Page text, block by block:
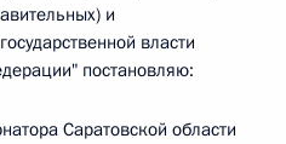
и
власти
постановляю:
Саратовской области